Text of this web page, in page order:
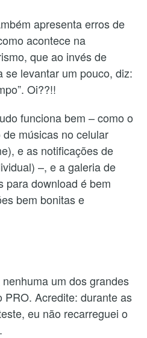
apresenta erros de
acontece na
que ao invés de
se levantar um pouco, diz:
Oi??!!
funciona bem – como o
músicas no celular
e as notificações de
–, e a galeria de
para download é bem
bem bonitas e
um dos grandes
PRO. Acredite: durante as
eu não recarreguei o